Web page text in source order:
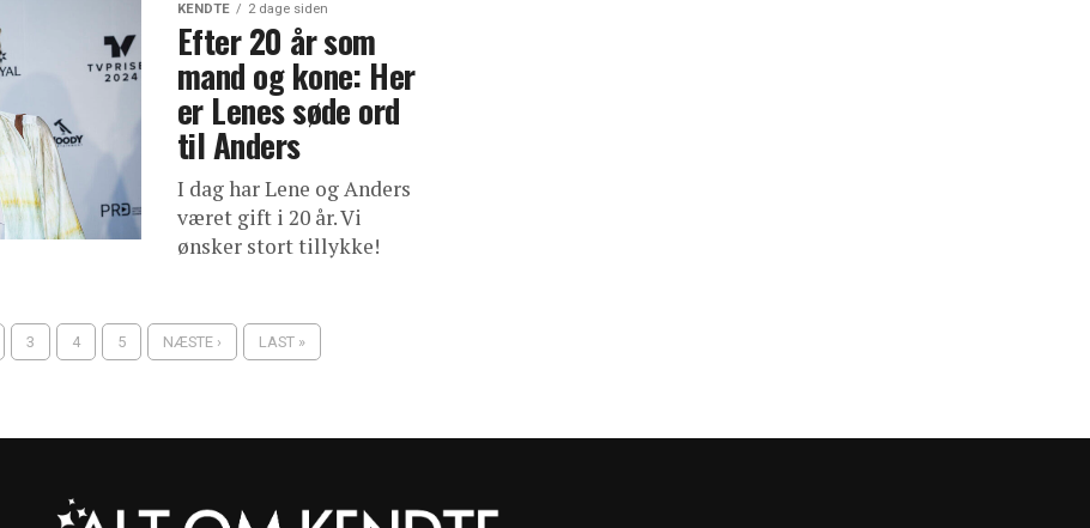
KENDTE 2 dage siden
Efter 20 år som
mand og kone: Her
er Lenes søde ord
til Anders
I dag har Lene og Anders
været gift i 20 år. Vi
ønsker stort tillykke!
3 4 5 NÆSTE › LAST »